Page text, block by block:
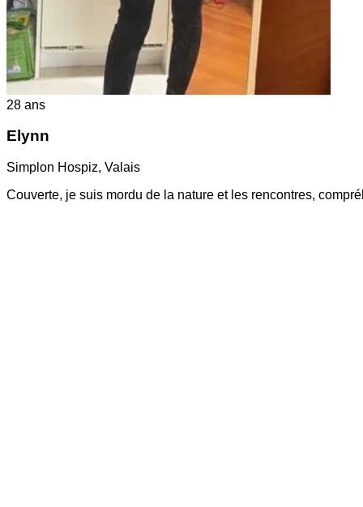
28 ans
Elynn
Simplon Hospiz, Valais
Couverte, je suis mordu de la nature et les rencontres,